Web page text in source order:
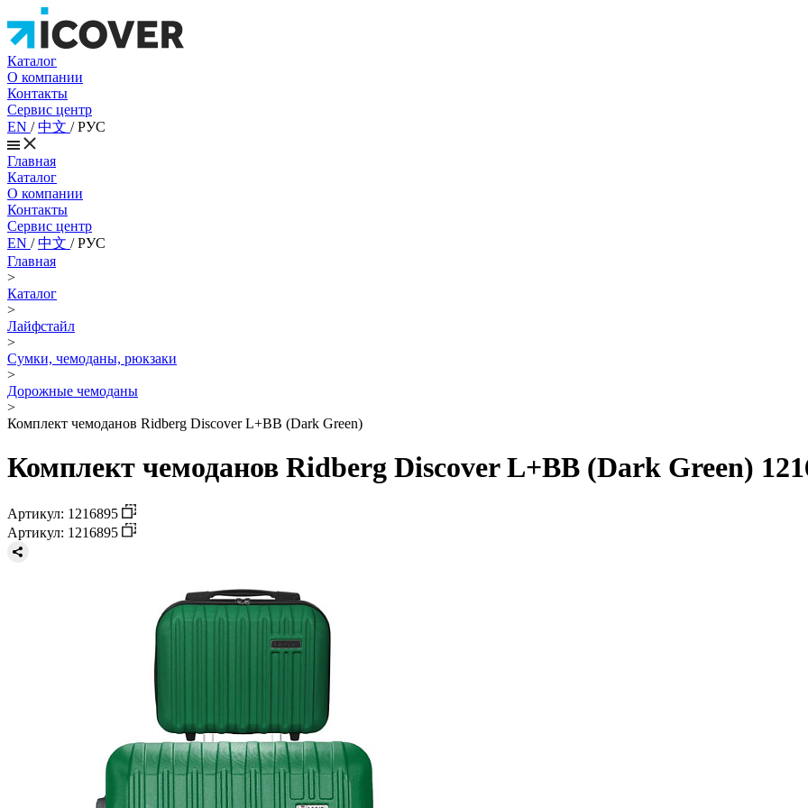
Каталог
О компании
Контакты
Сервис центр
EN /中文 /РУС
Главная
Каталог
О компании
Контакты
Сервис центр
EN /中文 /РУС
Главная
>
Каталог
>
Лайфстайл
>
Сумки, чемоданы, рюкзаки
>
Дорожные чемоданы
>
Комплект чемоданов Ridberg Discover L+BB (Dark Green)
Комплект чемоданов Ridberg Discover L+BB (Dark Green)
Артикул: 1216895
Артикул: 1216895